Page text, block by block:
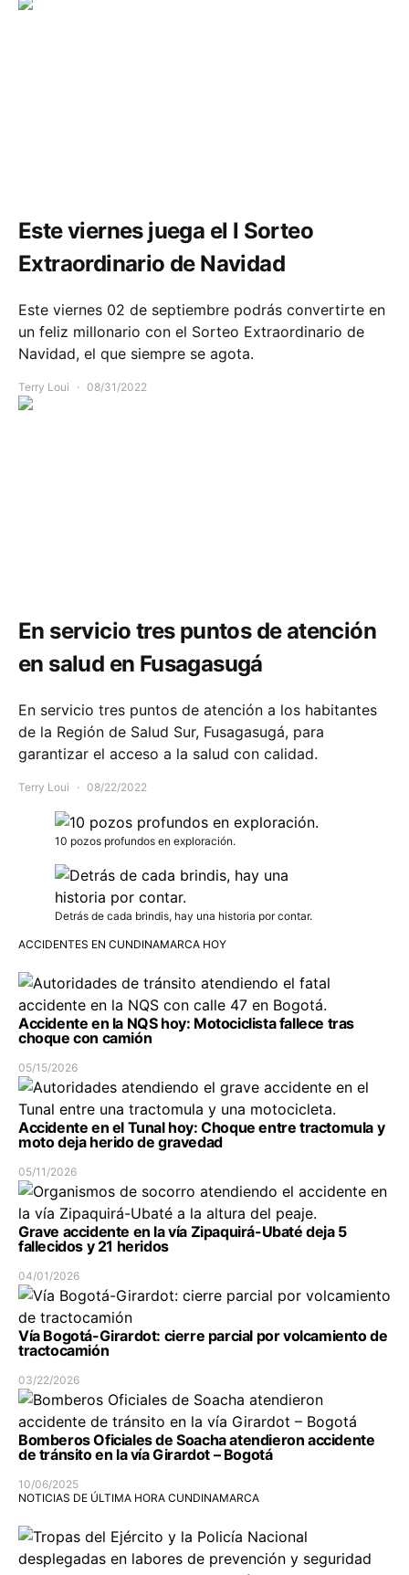
Este viernes juega el l Sorteo
Extraordinario de Navidad
Este viernes 02 de septiembre podrás convertirte en
un feliz millonario con el Sorteo Extraordinario de
Navidad, el que siempre se agota.
Terry Loui 08/31/2022
En servicio tres puntos de atención
en salud en Fusagasugá
En servicio tres puntos de atención a los habitantes
de la Región de Salud Sur, Fusagasugá, para
garantizar el acceso a la salud con calidad.
Terry Loui 08/22/2022
10 pozos profundos en exploración.
Detrás de cada brindis, hay una historia por contar.
ACCIDENTES EN CUNDINAMARCA HOY
Accidente en la NQS hoy: Motociclista fallece tras
choque con camión
05/15/2026
Accidente en el Tunal hoy: Choque entre tractomula y
moto deja herido de gravedad
05/11/2026
Grave accidente en la vía Zipaquirá-Ubaté deja 5
fallecidos y 21 heridos
04/01/2026
Vía Bogotá-Girardot: cierre parcial por volcamiento de
tractocamión
03/22/2026
Bomberos Oficiales de Soacha atendieron accidente
de tránsito en la vía Girardot – Bogotá
10/06/2025
NOTICIAS DE ÚLTIMA HORA CUNDINAMARCA